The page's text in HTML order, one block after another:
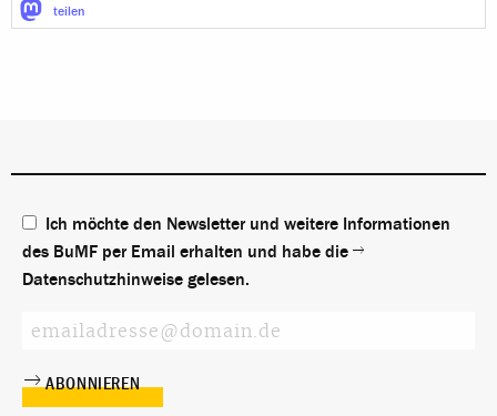
teilen
Ich möchte den Newsletter und weitere Informationen
des BuMF per Email erhalten und habe die
Datenschutzhinweise gelesen.